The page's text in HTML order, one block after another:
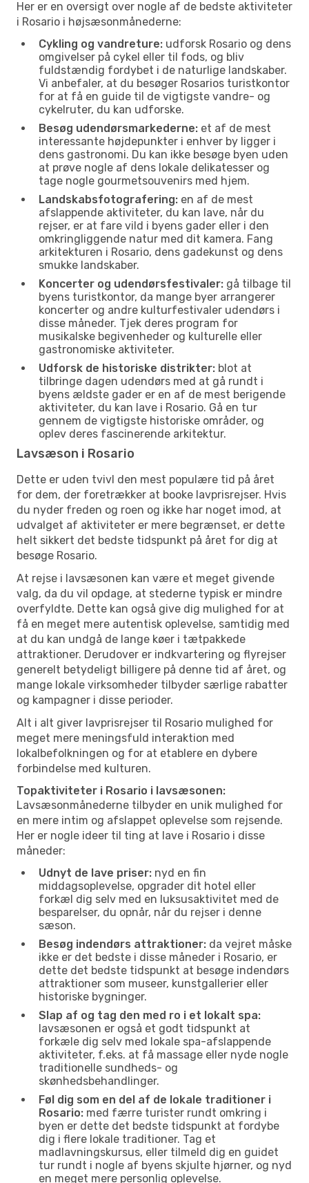
Her er en oversigt over nogle af de bedste aktiviteter
i Rosario i højsæsonmånederne:
Cykling og vandreture: udforsk Rosario og dens
omgivelser på cykel eller til fods, og bliv
fuldstændig fordybet i de naturlige landskaber.
Vi anbefaler, at du besøger Rosarios turistkontor
for at få en guide til de vigtigste vandre- og
cykelruter, du kan udforske.
Besøg udendørsmarkederne: et af de mest
interessante højdepunkter i enhver by ligger i
dens gastronomi. Du kan ikke besøge byen uden
at prøve nogle af dens lokale delikatesser og
tage nogle gourmetsouvenirs med hjem.
Landskabsfotografering: en af de mest
afslappende aktiviteter, du kan lave, når du
rejser, er at fare vild i byens gader eller i den
omkringliggende natur med dit kamera. Fang
arkitekturen i Rosario, dens gadekunst og dens
smukke landskaber.
Koncerter og udendørsfestivaler: gå tilbage til
byens turistkontor, da mange byer arrangerer
koncerter og andre kulturfestivaler udendørs i
disse måneder. Tjek deres program for
musikalske begivenheder og kulturelle eller
gastronomiske aktiviteter.
Udforsk de historiske distrikter: blot at
tilbringe dagen udendørs med at gå rundt i
byens ældste gader er en af de mest berigende
aktiviteter, du kan lave i Rosario. Gå en tur
gennem de vigtigste historiske områder, og
oplev deres fascinerende arkitektur.
Lavsæson i Rosario
Dette er uden tvivl den mest populære tid på året
for dem, der foretrækker at booke lavprisrejser. Hvis
du nyder freden og roen og ikke har noget imod, at
udvalget af aktiviteter er mere begrænset, er dette
helt sikkert det bedste tidspunkt på året for dig at
besøge Rosario.
At rejse i lavsæsonen kan være et meget givende
valg, da du vil opdage, at stederne typisk er mindre
overfyldte. Dette kan også give dig mulighed for at
få en meget mere autentisk oplevelse, samtidig med
at du kan undgå de lange køer i tætpakkede
attraktioner. Derudover er indkvartering og flyrejser
generelt betydeligt billigere på denne tid af året, og
mange lokale virksomheder tilbyder særlige rabatter
og kampagner i disse perioder.
Alt i alt giver lavprisrejser til Rosario mulighed for
meget mere meningsfuld interaktion med
lokalbefolkningen og for at etablere en dybere
forbindelse med kulturen.
Topaktiviteter i Rosario i lavsæsonen:
Lavsæsonmånederne tilbyder en unik mulighed for
en mere intim og afslappet oplevelse som rejsende.
Her er nogle ideer til ting at lave i Rosario i disse
måneder:
Udnyt de lave priser: nyd en fin
middagsoplevelse, opgrader dit hotel eller
forkæl dig selv med en luksusaktivitet med de
besparelser, du opnår, når du rejser i denne
sæson.
Besøg indendørs attraktioner: da vejret måske
ikke er det bedste i disse måneder i Rosario, er
dette det bedste tidspunkt at besøge indendørs
attraktioner som museer, kunstgallerier eller
historiske bygninger.
Slap af og tag den med ro i et lokalt spa:
lavsæsonen er også et godt tidspunkt at
forkæle dig selv med lokale spa-afslappende
aktiviteter, f.eks. at få massage eller nyde nogle
traditionelle sundheds- og
skønhedsbehandlinger.
Føl dig som en del af de lokale traditioner i
Rosario: med færre turister rundt omkring i
byen er dette det bedste tidspunkt at fordybe
dig i flere lokale traditioner. Tag et
madlavningskursus, eller tilmeld dig en guidet
tur rundt i nogle af byens skjulte hjørner, og nyd
en meget mere personlig oplevelse.